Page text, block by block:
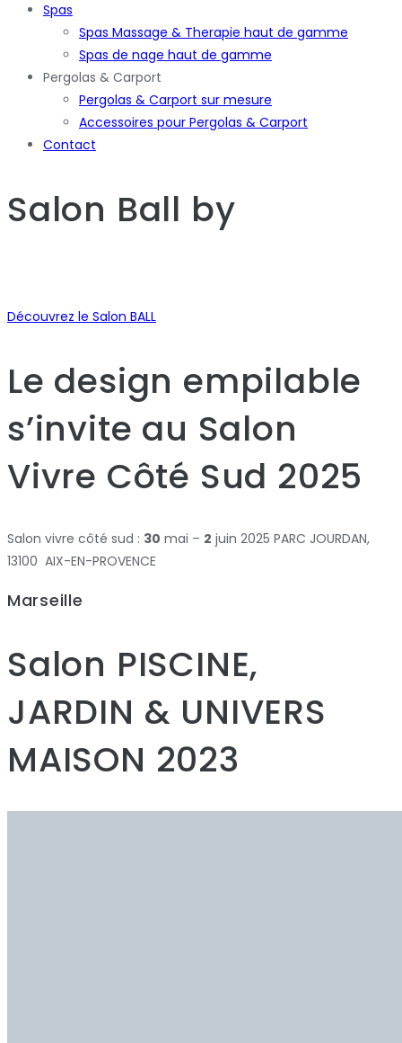
Spas
Spas Massage & Therapie haut de gamme
Spas de nage haut de gamme
Pergolas & Carport
Pergolas & Carport sur mesure
Accessoires pour Pergolas & Carport
Contact
Salon Ball by
Découvrez le Salon BALL
Le design empilable
s’invite au Salon
Vivre Côté Sud 2025
Salon vivre côté sud : 30 mai – 2 juin 2025 PARC JOURDAN,
13100 AIX-EN-PROVENCE
Marseille
Salon PISCINE,
JARDIN & UNIVERS
MAISON 2023